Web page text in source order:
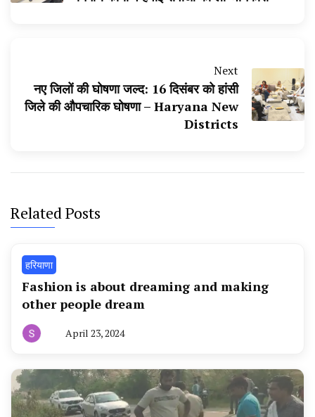
Next
नए जिलों की घोषणा जल्द: 16 दिसंबर को हांसी
जिले की औपचारिक घोषणा – Haryana New
Districts
Related Posts
हरियाणा
Fashion is about dreaming and making
other people dream
टूडे
April 23, 2024